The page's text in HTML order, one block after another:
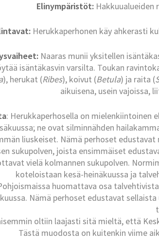
Elinympäristöt:Hakkuualueiden
Herukkaperhonen käy ahkerasti
Naaras munii yksitellen
isäntäkasvin varsilta. Toukan
), herukat (Ribes), koivut (Betula) ja raita (
aikuisena, usein vajoissa,
: Herukkaperhosella on mielenkiintoinen
ne ovat silminnähden
liuskeiset. Nämä perhoset edustavat
sukupolven, joista ensimmäiset
vielä kolmannen sukupolven.
koteloistaan kesä-heinäkuussa ja
huomattava osa talvehtivista
Nämä perhoset edustavat
oltiin laajasti sitä mieltä, että
Tästä muodosta on kuitenkin viime